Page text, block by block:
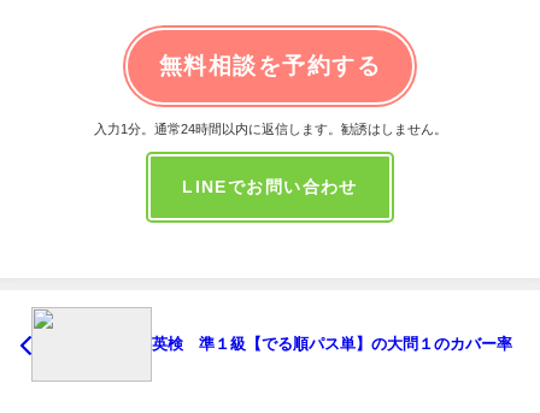
無料相談を予約する
入力1分。通常24時間以内に返信します。勧誘はしません。
LINEでお問い合わせ
英検®準１級【でる順パス単】の大問１のカバー率